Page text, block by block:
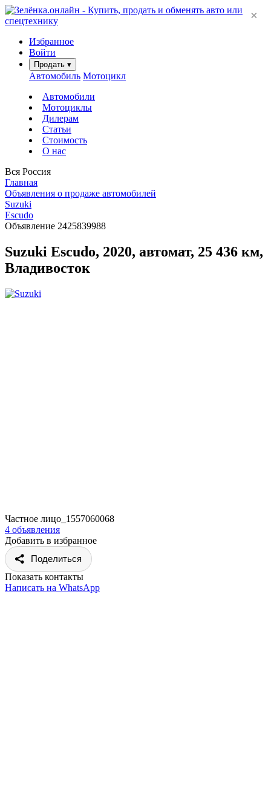
Избранное
Войти
Продать ▾
Автомобиль Мотоцикл
Автомобили
Мотоциклы
Дилерам
Статьи
Стоимость
О нас
Вся Россия
Главная
Объявления о продаже автомобилей
Suzuki
Escudo
Объявление 2425839988
Suzuki Escudo, 2020, автомат, 25 436 км,
Владивосток
Частное лицо_1557060068
4 объявления
Добавить в избранное
Поделиться
Показать контакты
Написать на WhatsApp
×